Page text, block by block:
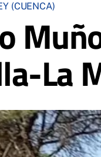
(CUENCA)
La